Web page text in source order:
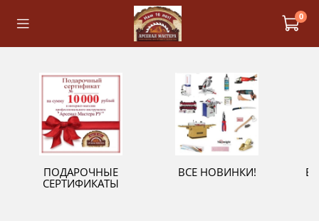
0
ПОДАРОЧНЫЕ
СЕРТИФИКАТЫ
ВСЕ НОВИНКИ!